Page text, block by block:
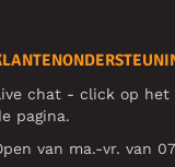
chat - click op het
pagina.
van ma.-vr. van